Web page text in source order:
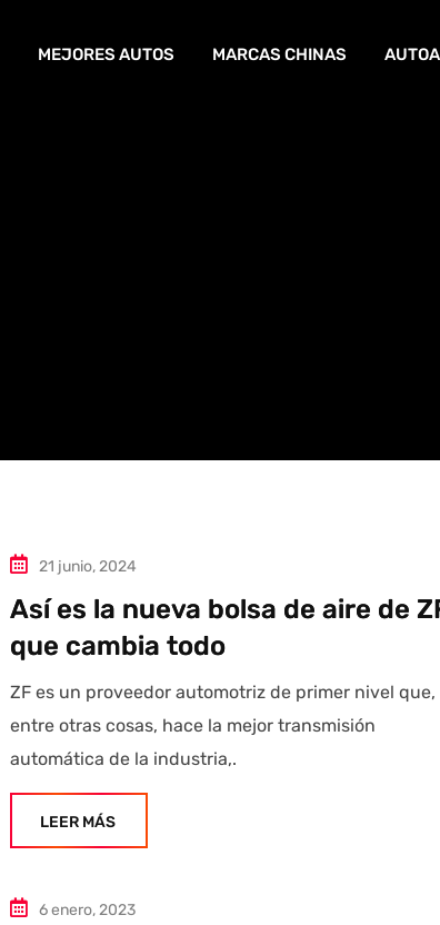
MEJORES AUTOS MARCAS CHINAS
21 junio, 2024
Así es la nueva bolsa de aire de
que cambia todo
ZF es un proveedor automotriz de primer nivel que,
entre otras cosas, hace la mejor transmisión
automática de la industria,.
LEER MÁS
6 enero, 2023